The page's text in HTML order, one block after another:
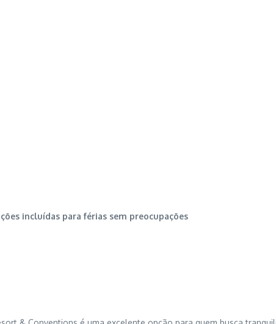
incluídas para férias sem preocupações